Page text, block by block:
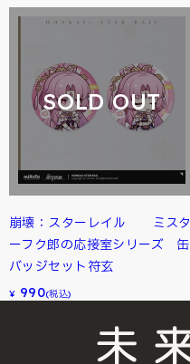
SOLD OUT
崩壊：スターレイル ミスタ
ーフク郎の応接室シリーズ 缶
バッジセット符玄
¥ 990(税込)